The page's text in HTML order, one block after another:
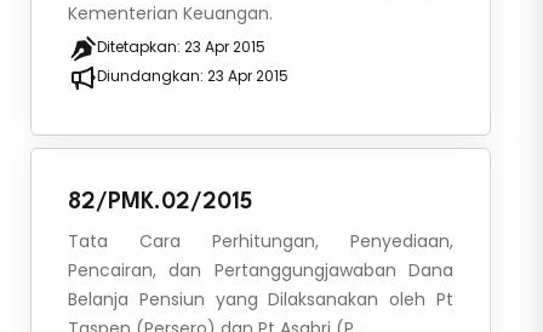
Kementerian Keuangan.
Ditetapkan: 23 Apr 2015
Diundangkan: 23 Apr 2015
82/PMK.02/2015
Tata Cara Perhitungan, Penyediaan,
Pencairan, dan Pertanggungjawaban Dana
Belanja Pensiun yang Dilaksanakan oleh Pt